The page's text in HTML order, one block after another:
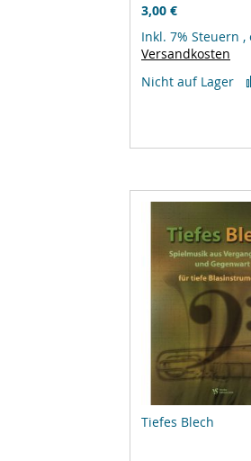
3,00 €
Inkl. 7% Steuern ,
Versandkosten
Nicht auf Lager
Tiefes Blech